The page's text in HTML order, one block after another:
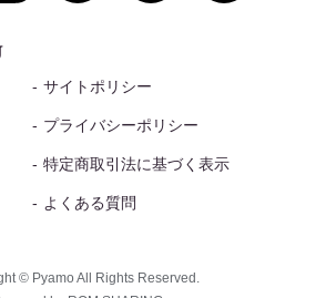
サイトポリシー
プライバシーポリシー
特定商取引法に基づく表示
よくある質問
© Pyamo All Rights Reserved.